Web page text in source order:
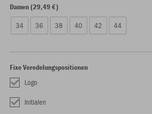
Damen (29,49 €)
34 36 38 40 42 44
Fixe Veredelungspositionen
Logo
Initialen